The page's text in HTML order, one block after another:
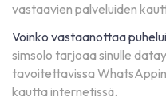
vastaavien palveluiden
Voinko vastaanottaa
simsolo tarjoaa sinulle
tavoitettavissa
kautta internetissä.